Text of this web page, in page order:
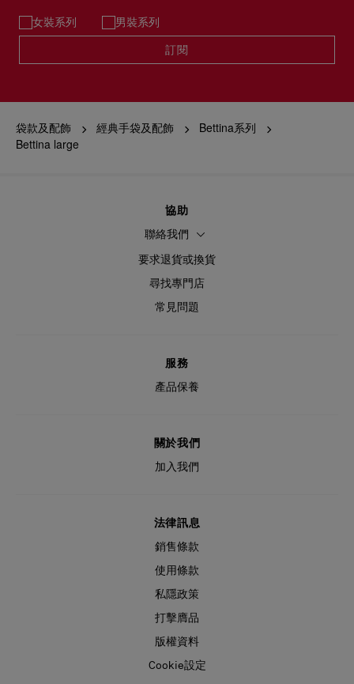
女裝系列 男裝系列
訂閱
袋款及配飾 經典手袋及配飾
Bettina系列
Bettina large
協助
聯絡我們
要求退貨或換貨
尋找專門店
常見問題
服務
產品保養
關於我們
加入我們
法律訊息
銷售條款
使用條款
私隱政策
打擊膺品
版權資料
Cookie設定